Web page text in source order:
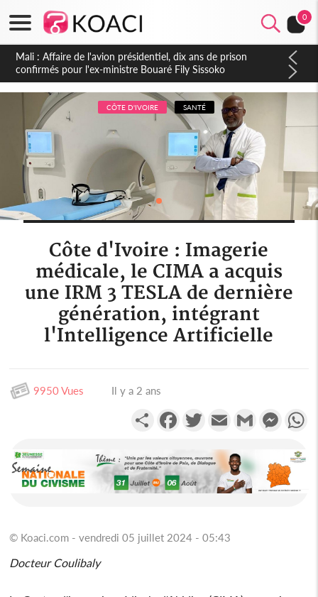
0
Nigeria : Le Togo et le Cameroun principaux acheteurs des
produits de la raffinerie Dangote en juillet
CÔTE D'IVOIRE SANTÉ
Côte d'Ivoire : Imagerie
médicale, le CIMA a acquis
une IRM 3 TESLA de dernière
génération, intégrant
l'Intelligence Artificielle
9950 Vues Il y a 2 ans
PartagerFacebookTwitterEmail Gmail
© Koaci.com - vendredi 05 juillet 2024 - 05:43
Docteur Coulibaly